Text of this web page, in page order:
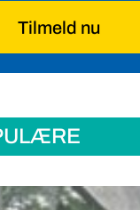
Tilmeld nu